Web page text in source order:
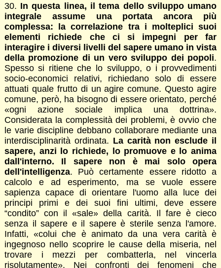
30. In questa linea, il tema dello sviluppo umano
integrale assume una portata ancora più
complessa: la correlazione tra i molteplici suoi
elementi richiede che ci si impegni per far
interagire i diversi livelli del sapere umano in vista
della promozione di un vero sviluppo dei popoli.
Spesso si ritiene che lo sviluppo, o i provvedimenti
socio-economici relativi, richiedano solo di essere
attuati quale frutto di un agire comune. Questo agire
comune, però, ha bisogno di essere orientato, perché
«ogni azione sociale implica una dottrina».
Considerata la complessità dei problemi, è ovvio che
le varie discipline debbano collaborare mediante una
interdisciplinarità ordinata. La carità non esclude il
sapere, anzi lo richiede, lo promuove e lo anima
dall'interno. Il sapere non è mai solo opera
dell'intelligenza. Può certamente essere ridotto a
calcolo e ad esperimento, ma se vuole essere
sapienza capace di orientare l'uomo alla luce dei
principi primi e dei suoi fini ultimi, deve essere
“condito” con il «sale» della carità. Il fare è cieco
senza il sapere e il sapere è sterile senza l'amore.
Infatti, «colui che è animato da una vera carità è
ingegnoso nello scoprire le cause della miseria, nel
trovare i mezzi per combatterla, nel vincerla
risolutamente». Nei confronti dei fenomeni che